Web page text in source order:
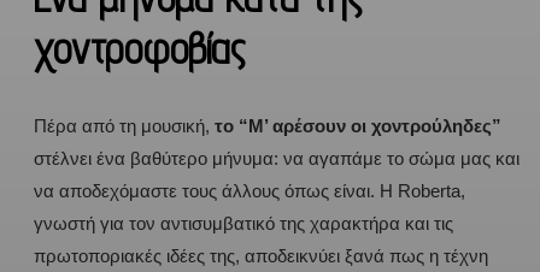
χοντροφοβίας
Πέρα από τη μουσική, το “Μ’ αρέσουν οι χοντρούληδες”
στέλνει ένα βαθύτερο μήνυμα: να αγαπάμε το σώμα μας και
να αποδεχόμαστε τους άλλους όπως είναι. Η Roberta,
γνωστή για τον αντισυμβατικό της χαρακτήρα και τις
πρωτοποριακές ιδέες της, αποδεικνύει ξανά πως η τέχνη